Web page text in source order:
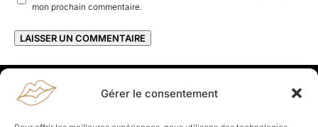
Gérer le consentement
mon prochain commentaire.
Rapporteuses